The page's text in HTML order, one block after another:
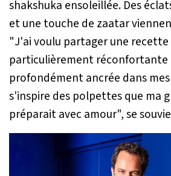
shakshuka ensoleillée. Des
et une touche de zaatar
"J'ai voulu partager une
particulièrement réconfortante
profondément ancrée dans
s'inspire des polpettes que ma
préparait avec amour", se